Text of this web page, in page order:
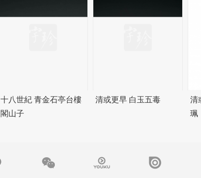
十八世紀 青金石亭台樓
閣山子
清或更早 白玉五毒
清
珮